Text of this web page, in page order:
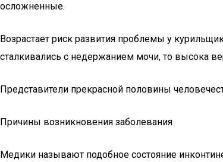
осложненные.
Возрастает риск развития проблемы у
сталкивались с недержанием мочи, то высока
Представители прекрасной половины
Причины возникновения заболевания
Медики называют подобное состояние